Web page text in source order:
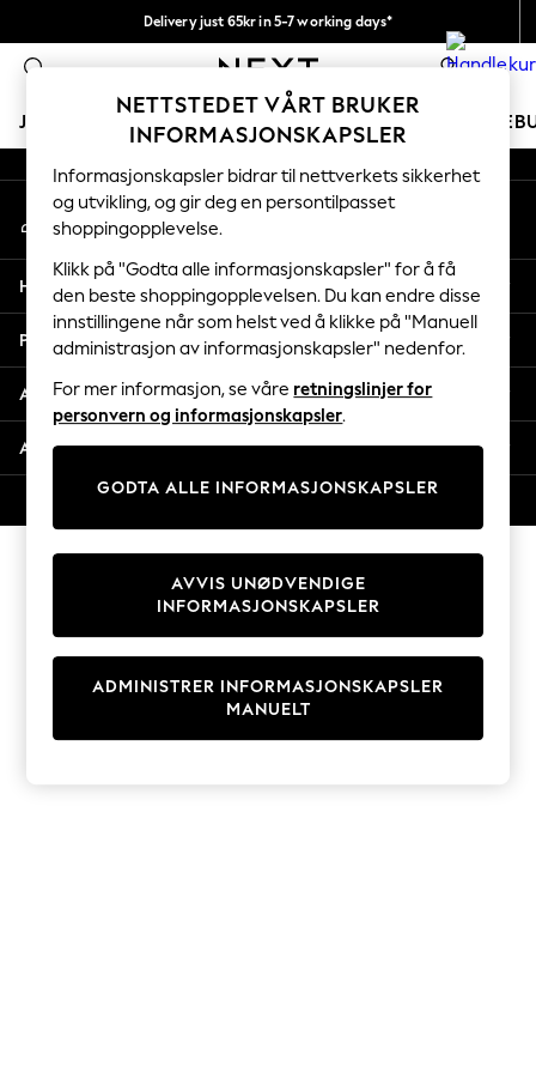
Delivery just 65kr in 5-7 working days*
Vi betaler alle tollavgifter 0
JENTER GUTTER BABY KVINNER MENN
GIRLS
New In
50 - 92cm
98 - 110cm
116 - 134cm
140 - 174cm
Trending: Top & Short Sets
Trending: Clogs
Toy Story
THE SET
Coats & Jackets
Sweatshirts & Hoodies
Knitwear
Cardigans
Dresses
Sets & Outfits
T-Shirts
An error occurred on client
Våre sosiale nettverk
Min konto
Logg inn på kontoen din
Hjelp
Personvern & Juridisk
Avdelinger
Andre tjenester
NETTSTEDET VÅRT BRUKER
INFORMASJONSKAPSLER
Informasjonskapsler bidrar til nettverkets sikkerhet
og utvikling, og gir deg en persontilpasset
shoppingopplevelse.
Klikk på "Godta alle informasjonskapsler" for å få
den beste shoppingopplevelsen. Du kan endre disse
innstillingene når som helst ved å klikke på "Manuell
administrasjon av informasjonskapsler" nedenfor.
For mer informasjon, se våre retningslinjer for
personvern og informasjonskapsler.
GODTA ALLE INFORMASJONSKAPSLER
ADMINISTRER INFORMASJONSKAPSLER
MANUELT
AVVIS UNØDVENDIGE
INFORMASJONSKAPSLER